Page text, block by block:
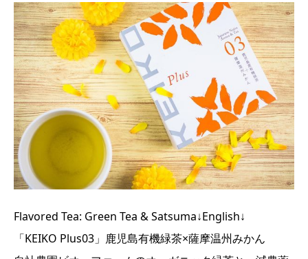
Flavored Tea: Green Tea & Satsuma↓English↓
「KEIKO Plus03」鹿児島有機緑茶×薩摩温州みかん